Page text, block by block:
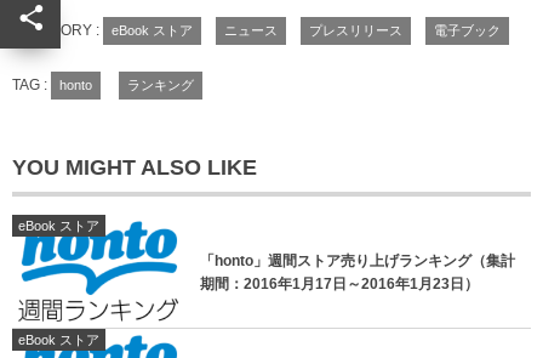
CATEGORY : eBook ストア ニュース プレスリリース 電子ブック
TAG : honto ランキング
YOU MIGHT ALSO LIKE
eBook ストア
「honto」週間ストア売り上げランキング（集計
期間：2016年1月17日～2016年1月23日）
eBook ストア